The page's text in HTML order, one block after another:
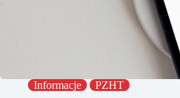
Informacje PZHT